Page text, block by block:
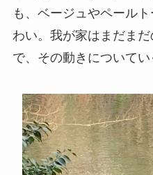
も、ベージュやペール
わい。我が家はまだま
で、その動きについてい